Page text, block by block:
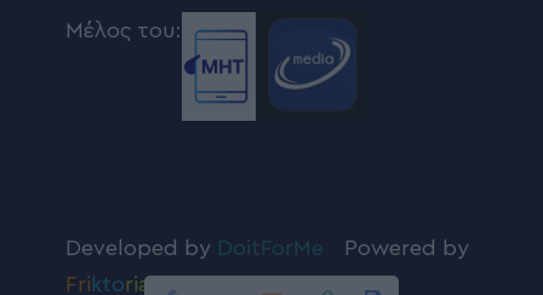
Μέλος του:
Developed by DoitForMe
Powered by
Fri ktoria